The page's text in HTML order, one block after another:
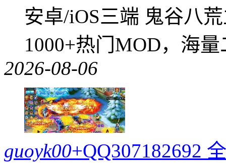
安卓/iOS三端 鬼谷八
1000+热门MOD，海
2026-08-06
guoyk00+QQ307182692